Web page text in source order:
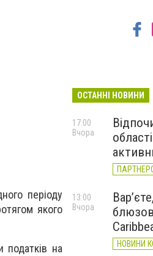
періоду
якого
на
ОСТАННІ НОВИНИ
17:00
Вчора
НОВИНИ
13:00
Вчора